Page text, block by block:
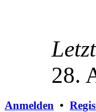
28.
Anmelden •